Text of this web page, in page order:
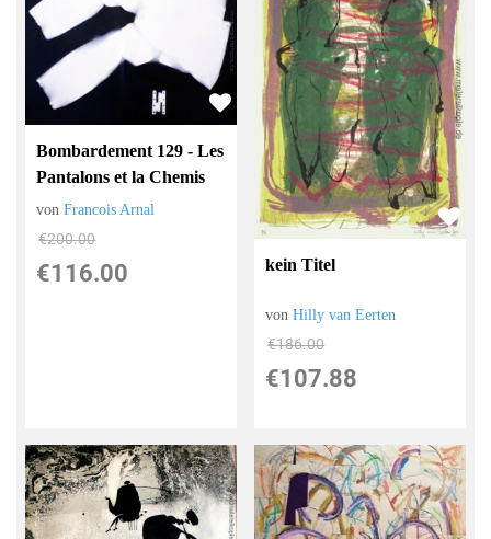
Bombardement 129 - Les
Pantalons et la Chemis
vonFrancois Arnal
€200.00
€116.00 kein Titel
vonHilly van Eerten
€186.00
€107.88